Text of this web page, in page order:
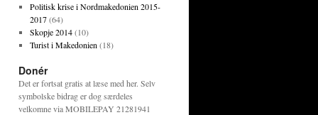
Politisk krise i Nordmakedonien 2015-
2017(64)
Skopje 2014(10)
Turist i Makedonien (18)
Donér
Det er fortsat gratis at læse med her. Selv
symbolske bidrag er dog særdeles
velkomne via MOBILEPAY 21281941